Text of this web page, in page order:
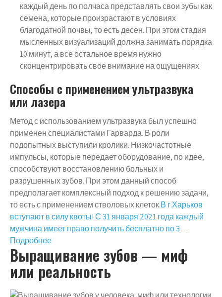
каждый день по полчаса представлять свои зубы как
семена, которые произрастают в условиях
благодатной почвы, то есть десен. При этом стадия
мысленных визуализаций должна занимать порядка
10 минут, а все остальное время нужно
сконцентрировать свое внимание на ощущениях.
Способы с применением ультразвука
или лазера
Метод с использованием ультразвука был успешно
применен специалистами Гарварда. В роли
подопытных выступили кролики. Низкочастотные
импульсы, которые передает оборудование, по идее,
способствуют восстановлению больных и
разрушенных зубов. При этом данный способ
предполагает комплексный подход к решению задачи,
то есть с применением стволовых клеток.В г.Харьков
вступают в силу квоты! С 31 января 2021 года каждый
мужчина имеет право получить бесплатно по 3…
Подробнее
Выращивание зубов — миф
или реальность